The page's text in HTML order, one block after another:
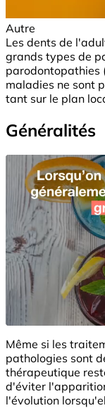
Autre
Les dents de
grands types de
parodontopathies
maladies ne sont
tant sur le plan
Généralités
Même si les
pathologies sont
thérapeutique
d'éviter
l'évolution